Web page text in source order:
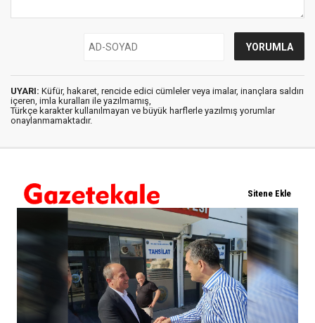
UYARI: Küfür, hakaret, rencide edici cümleler veya imalar, inançlara saldırı
içeren, imla kuralları ile yazılmamış,
Türkçe karakter kullanılmayan ve büyük harflerle yazılmış yorumlar
onaylanmamaktadır.